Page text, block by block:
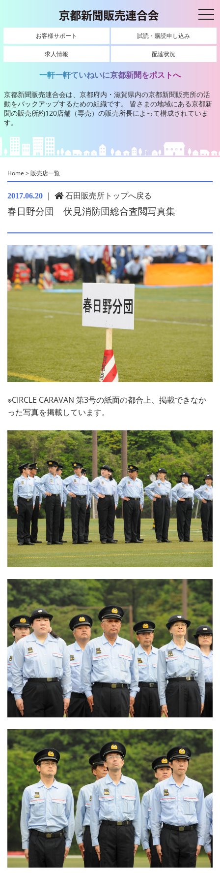
お客様サポート 試読・購読申し込み
求人情報 配達状況
一軒一軒ていねいに京都新聞をポストへ
京都新聞販売連合会は、京都府内・滋賀県内の京都新聞販売所の活
動をバックアップするための組織です。 皆さまの地域にある京都新
聞の販売所約120店舗（専売）の販売所長によって構成されていま
す。
Home >販売店一覧
2017.06.20 ｜ 石田販売所トップへ戻る
春日野分団 伏見消防団総合査閲写真集
※CIRCLE CARAVAN 第3号の紙面の都合上、掲載できなか
った写真を掲載しています。